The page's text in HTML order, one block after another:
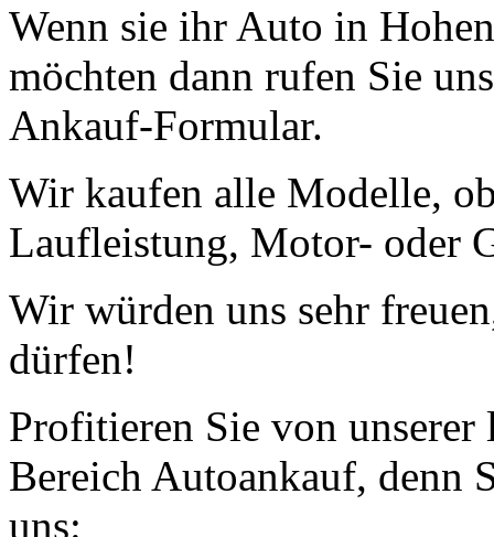
Wenn sie ihr Auto in
möchten dann rufen Sie
Ankauf-Formular.
Wir kaufen alle Modelle,
Laufleistung, Motor- oder
Wir würden uns sehr
dürfen!
Profitieren Sie von
Bereich Autoankauf, denn
uns: